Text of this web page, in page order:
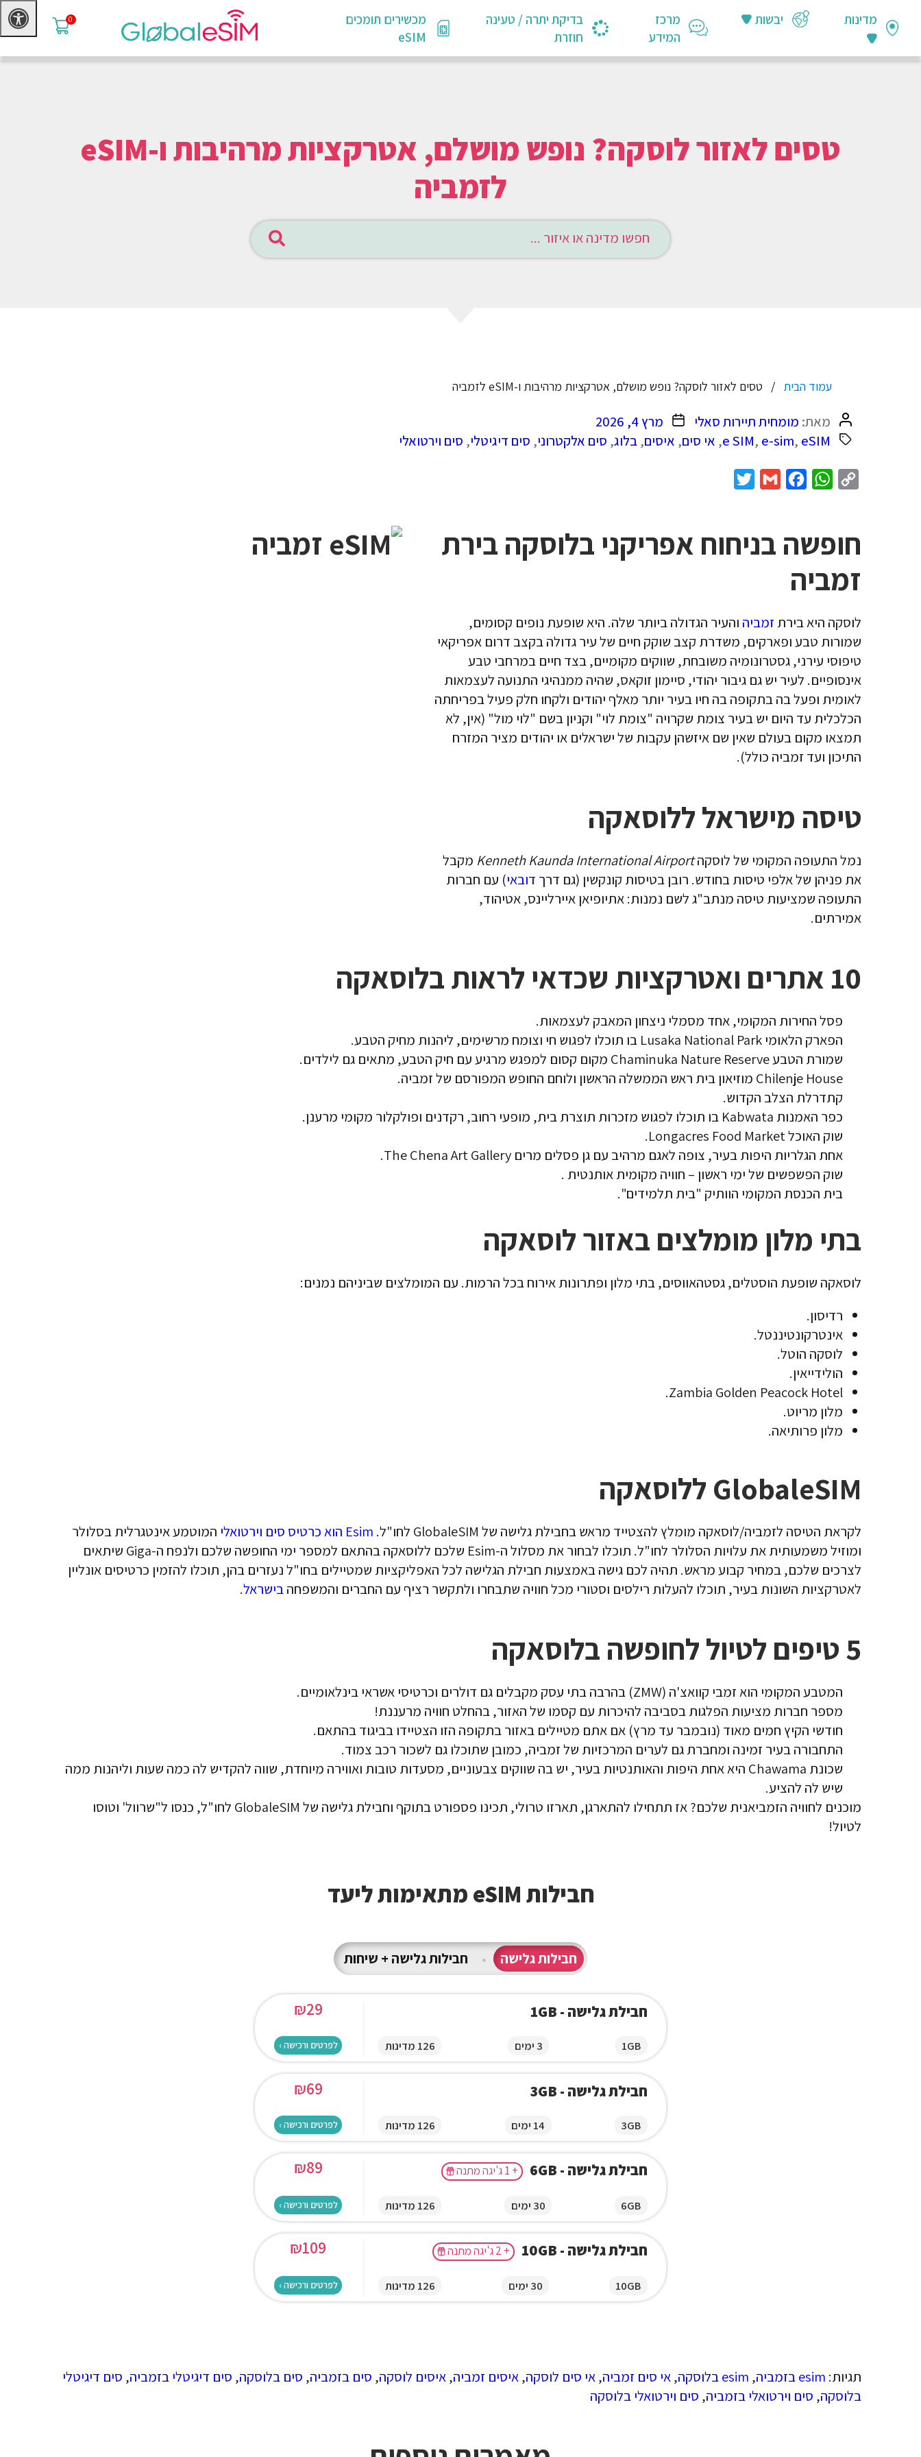
0 מדינות יבשות
מרכז
המידע
בדיקת יתרה / טעינה
חוזרת
מכשירים תומכים
eSIM
טסים לאזור לוסקה? נופש מושלם, אטרקציות מרהיבות ו-eSIM
לזמביה
עמוד הבית טסים לאזור לוסקה? נופש מושלם, אטרקציות מרהיבות ו-eSIM לזמביה
המחבר
הפוסט
מאת: מומחית תיירות סאלי תאריך
פוסט
מרץ 4, 2026
e SIM, e-sim, eSIM
, אי סים, איסים,בלוג, סים אלקטרוני, סים דיגיטלי, סים וירטואלי
Copy
WhatsApp
Facebook
Gmail
חופשה בניחוח אפריקני בלוסקה בירת
זמביה
לוסקה היא בירת זמביה והעיר הגדולה ביותר שלה. היא שופעת נופים קסומים,
שמורות טבע ופארקים, משדרת קצב שוקק חיים של עיר גדולה בקצב דרום אפריקאי
טיפוסי עירני, גסטרונומיה משובחת, שווקים מקומיים, בצד חיים במרחבי טבע
אינסופיים. לעיר יש גם גיבור יהודי, סיימון זוקאס, שהיה ממנהיגי התנועה לעצמאות
לאומית ופעל בה בתקופה בה חיו בעיר יותר מאלף יהודים ולקחו חלק פעיל בפריחתה
הכלכלית עד היום יש בעיר צומת שקרויה "צומת לוי" וקניון בשם "לוי מול" (אין, לא
תמצאו מקום בעולם שאין שם איזשהן עקבות של ישראלים או יהודים מציר המזרח
התיכון ועד זמביה כולל).
טיסה מישראל ללוסאקה
נמל התעופה המקומי של לוסקהKenneth Kaunda International Airport מקבל
את פניהן של אלפי טיסות בחודש. רובן בטיסות קונקשין (גם דרך דובאי) עם חברות
התעופה שמציעות טיסה מנתב"ג לשם נמנות: אתיופיאן איירליינס, אטיהוד,
אמירתים.
10 אתרים ואטרקציות שכדאי לראות בלוסאקה
פסל החירות המקומי, אחד מסמלי ניצחון המאבק לעצמאות.
הפארק הלאומי Lusaka National Park בו תוכלו לפגוש חי וצומח מרשימים, ליהנות מחיק הטבע.
שמורת הטבע Chaminuka Nature Reserve מקום קסום למפגש מרגיע עם חיק הטבע, מתאים גם לילדים.
Chilenje House‬ מוזיאון בית ראש הממשלה הראשון ולוחם החופש המפורסם של זמביה.
קתדרלת הצלב הקדוש.
כפר האמנות Kabwata בו תוכלו לפגוש מזכרות תוצרת בית, מופעי רחוב, רקדנים ופולקלור מקומי מרענן.
שוק האוכל Longacres Food Market.
אחת הגלריות היפות בעיר, צופה לאגם מרהיב עם גן פסלים מרים The Chena Art Gallery‬.
שוק הפשפשים של ימי ראשון – חוויה מקומית אותנטית .
בית הכנסת המקומי הוותיק "בית תלמידים".
בתי מלון מומלצים באזור לוסאקה
לוסאקה שופעת הוסטלים, גסטהאווסים, בתי מלון ופתרונות אירוח בכל הרמות. עם המומלצים שביניהם נמנים:
רדיסון.
אינטרקונטיננטל.
לוסקה הוטל.
הולידייאין.
Zambia Golden Peacock Hotel.
מלון מריוט.
מלון פרותיאה.
GlobaleSIM ללוסאקה
לקראת הטיסה לזמביה/לוסאקה מומלץ להצטייד מראש בחבילת גלישה של GlobaleSIM לחו"ל. Esim הוא כרטיס סים וירטואלי
המוטמע אינטגרלית בסלולר
ומוזיל משמעותית את עלויות הסלולר לחו"ל. תוכלו לבחור את מסלול ה-Esim שלכם ללוסאקה בהתאם למספר ימי החופשה שלכם ולנפח ה-Giga שיתאים
לצרכים שלכם, במחיר קבוע מראש. תהיה לכם גישה באמצעות חבילת הגלישה לכל האפליקציות שמטיילים בחו"ל נעזרים בהן, תוכלו להזמין כרטיסים אונליין
לאטרקציות השונות בעיר, תוכלו להעלות רילסים וסטורי מכל חוויה שתבחרו ולתקשר רציף עם החברים והמשפחהבישראל.
5 טיפים לטיול לחופשה בלוסאקה
המטבע המקומי הוא זמבי קוואצ'ה (ZMW) בהרבה בתי עסק מקבלים גם דולרים וכרטיסי אשראי בינלאומיים.
מספר חברות מציעות הפלגות בסביבה להיכרות עם קסמו של האזור, בהחלט חוויה מרעננת!
חודשי הקיץ חמים מאוד (נובמבר עד מרץ) אם אתם מטיילים באזור בתקופה הזו הצטיידו בביגוד בהתאם.
התחבורה בעיר זמינה ומחברת גם לערים המרכזיות של זמביה, כמובן שתוכלו גם לשכור רכב צמוד.
שכונת Chawama היא אחת היפות והאותנטיות בעיר, יש בה שווקים צבעוניים, מסעדות טובות ואווירה מיוחדת, שווה להקדיש לה כמה שעות וליהנות ממה
שיש לה להציע.
מוכנים לחוויה הזמביאנית שלכם?
אז תתחילו להתארגן, תארזו טרולי, תכינו פספורט בתוקף וחבילת גלישה של GlobaleSIM לחו"ל, כנסו ל"שרוול' וטוסו
לטיול!
חבילות eSIM מתאימות ליעד
חבילות גלישה • חבילות גלישה + שיחות
חבילת גלישה - 1GB
1GB 3 ימים 126 מדינות
₪29
לפרטים ורכישה ›
חבילת גלישה - 3GB
3GB 14 ימים 126 מדינות
₪69
לפרטים ורכישה ›
חבילת גלישה - 6GB + 1 ג'יגה מתנה
6GB 30 ימים 126 מדינות
₪89
לפרטים ורכישה ›
חבילת גלישה - 10GB + 2 ג'יגה מתנה
10GB 30 ימים 126 מדינות
₪109
לפרטים ורכישה ›
תגיות: esim בזמביה , esim בלוסקה ,אי סים זמביה,אי סים לוסקה,איסים זמביה,איסים לוסקה, סים בזמביה, סים בלוסקה, סים דיגיטלי בזמביה, סים דיגיטלי
בלוסקה, סים וירטואלי בזמביה, סים וירטואלי בלוסקה